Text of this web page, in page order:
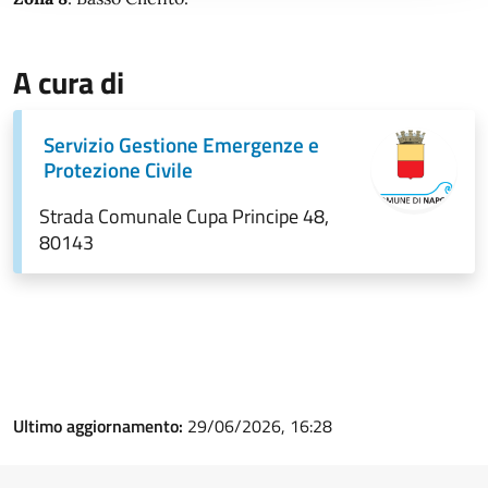
A cura di
Servizio Gestione Emergenze e
Protezione Civile
Strada Comunale Cupa Principe 48,
80143
Ultimo aggiornamento: 29/06/2026, 16:28